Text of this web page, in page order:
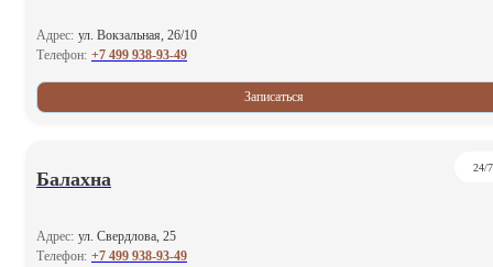
Адрес: ул. Вокзальная, 26/10
Телефон: +7 499 938-93-49
Записаться
Балахна
24/7
Адрес: ул. Свердлова, 25
Телефон: +7 499 938-93-49